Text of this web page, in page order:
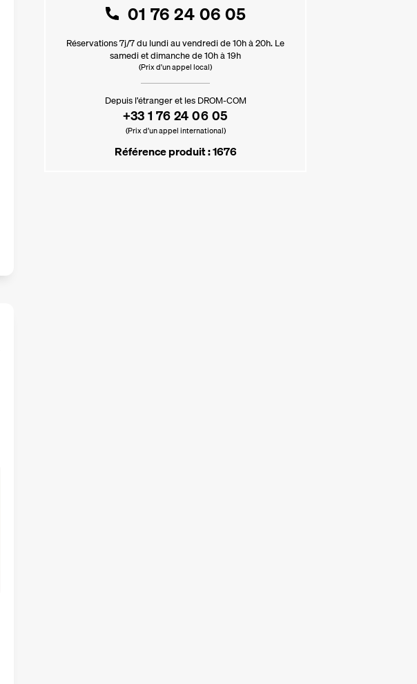
01 76 24 06 05
Réservations 7j/7 du lundi au vendredi de 10h à 20h. Le
samedi et dimanche de 10h à 19h
(Prix d'un appel local)
Depuis l’étranger et les DROM-COM
+33 1 76 24 06 05
(Prix d’un appel international)
Référence produit : 1676